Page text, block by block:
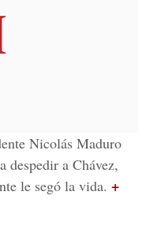
Nicolás Maduro
despedir a Chávez,
le segó la vida. +